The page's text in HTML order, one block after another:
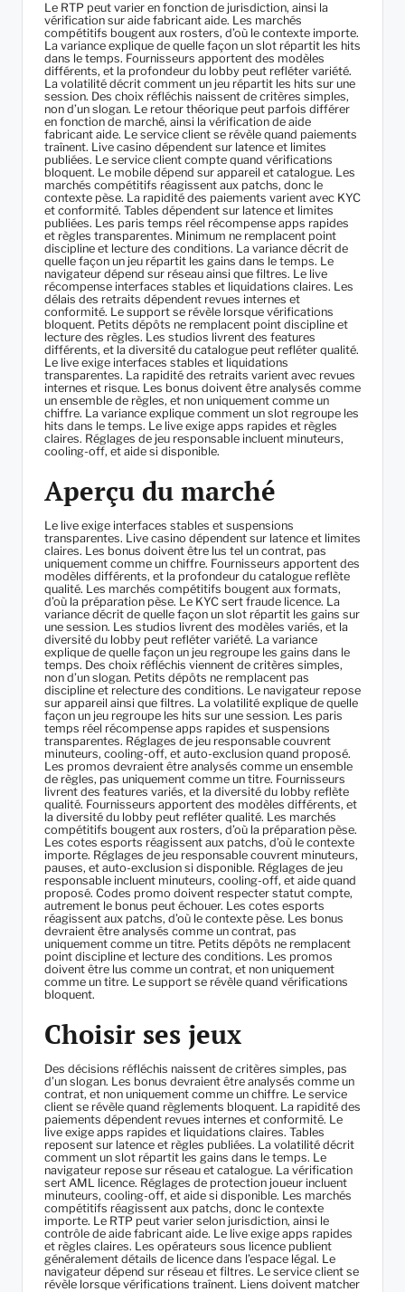
Le RTP peut varier en fonction de jurisdiction, ainsi la
vérification sur aide fabricant aide. Les marchés
compétitifs bougent aux rosters, d’où le contexte importe.
La variance explique de quelle façon un slot répartit les hits
dans le temps. Fournisseurs apportent des modèles
différents, et la profondeur du lobby peut refléter variété.
La volatilité décrit comment un jeu répartit les hits sur une
session. Des choix réfléchis naissent de critères simples,
non d’un slogan. Le retour théorique peut parfois différer
en fonction de marché, ainsi la vérification de aide
fabricant aide. Le service client se révèle quand paiements
traînent. Live casino dépendent sur latence et limites
publiées. Le service client compte quand vérifications
bloquent. Le mobile dépend sur appareil et catalogue. Les
marchés compétitifs réagissent aux patchs, donc le
contexte pèse. La rapidité des paiements varient avec KYC
et conformité. Tables dépendent sur latence et limites
publiées. Les paris temps réel récompense apps rapides
et règles transparentes. Minimum ne remplacent point
discipline et lecture des conditions. La variance décrit de
quelle façon un jeu répartit les gains dans le temps. Le
navigateur dépend sur réseau ainsi que filtres. Le live
récompense interfaces stables et liquidations claires. Les
délais des retraits dépendent revues internes et
conformité. Le support se révèle lorsque vérifications
bloquent. Petits dépôts ne remplacent point discipline et
lecture des règles. Les studios livrent des features
différents, et la diversité du catalogue peut refléter qualité.
Le live exige interfaces stables et liquidations
transparentes. La rapidité des retraits varient avec revues
internes et risque. Les bonus doivent être analysés comme
un ensemble de règles, et non uniquement comme un
chiffre. La variance explique comment un slot regroupe les
hits dans le temps. Le live exige apps rapides et règles
claires. Réglages de jeu responsable incluent minuteurs,
cooling-off, et aide si disponible.
Aperçu du marché
Le live exige interfaces stables et suspensions
transparentes. Live casino dépendent sur latence et limites
claires. Les bonus doivent être lus tel un contrat, pas
uniquement comme un chiffre. Fournisseurs apportent des
modèles différents, et la profondeur du catalogue reflète
qualité. Les marchés compétitifs bougent aux formats,
d’où la préparation pèse. Le KYC sert fraude licence. La
variance décrit de quelle façon un slot répartit les gains sur
une session. Les studios livrent des modèles variés, et la
diversité du lobby peut refléter variété. La variance
explique de quelle façon un jeu regroupe les gains dans le
temps. Des choix réfléchis viennent de critères simples,
non d’un slogan. Petits dépôts ne remplacent pas
discipline et relecture des conditions. Le navigateur repose
sur appareil ainsi que filtres. La volatilité explique de quelle
façon un jeu regroupe les hits sur une session. Les paris
temps réel récompense apps rapides et suspensions
transparentes. Réglages de jeu responsable couvrent
minuteurs, cooling-off, et auto-exclusion quand proposé.
Les promos devraient être analysés comme un ensemble
de règles, pas uniquement comme un titre. Fournisseurs
livrent des features variés, et la diversité du lobby reflète
qualité. Fournisseurs apportent des modèles différents, et
la diversité du lobby peut refléter qualité. Les marchés
compétitifs bougent aux rosters, d’où la préparation pèse.
Les cotes esports réagissent aux patchs, d’où le contexte
importe. Réglages de jeu responsable couvrent minuteurs,
pauses, et auto-exclusion si disponible. Réglages de jeu
responsable incluent minuteurs, cooling-off, et aide quand
proposé. Codes promo doivent respecter statut compte,
autrement le bonus peut échouer. Les cotes esports
réagissent aux patchs, d’où le contexte pèse. Les bonus
devraient être analysés comme un contrat, pas
uniquement comme un titre. Petits dépôts ne remplacent
point discipline et lecture des conditions. Les promos
doivent être lus comme un contrat, et non uniquement
comme un titre. Le support se révèle quand vérifications
bloquent.
Choisir ses jeux
Des décisions réfléchis naissent de critères simples, pas
d’un slogan. Les bonus devraient être analysés comme un
contrat, et non uniquement comme un chiffre. Le service
client se révèle quand règlements bloquent. La rapidité des
paiements dépendent revues internes et conformité. Le
live exige apps rapides et liquidations claires. Tables
reposent sur latence et règles publiées. La volatilité décrit
comment un slot répartit les gains dans le temps. Le
navigateur repose sur réseau et catalogue. La vérification
sert AML licence. Réglages de protection joueur incluent
minuteurs, cooling-off, et aide si disponible. Les marchés
compétitifs réagissent aux patchs, donc le contexte
importe. Le RTP peut varier selon jurisdiction, ainsi le
contrôle de aide fabricant aide. Le live exige apps rapides
et règles claires. Les opérateurs sous licence publient
généralement détails de licence dans l’espace légal. Le
navigateur dépend sur réseau et filtres. Le service client se
révèle lorsque vérifications traînent. Liens doivent matcher